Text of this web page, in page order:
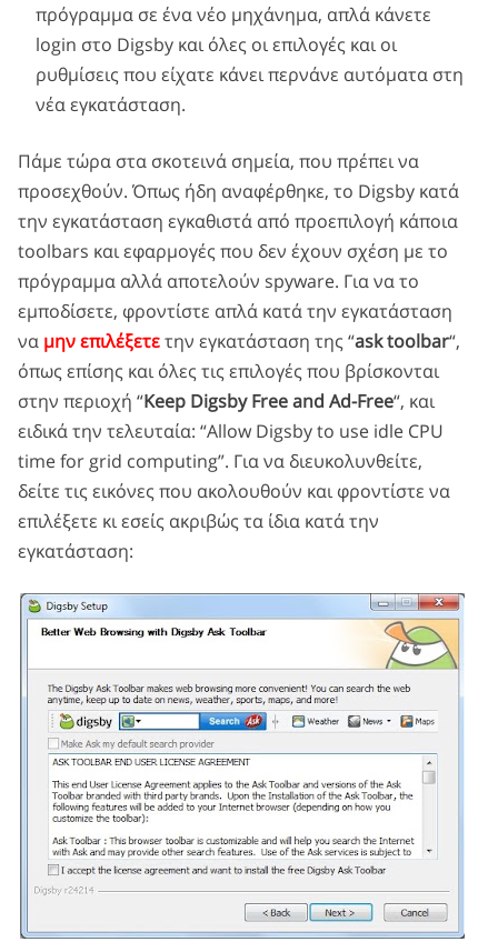
πρόγραμμα σε ένα νέο μηχάνημα, απλά κάνετε
login στο Digsby και όλες οι επιλογές και οι
ρυθμίσεις που είχατε κάνει περνάνε αυτόματα στη
νέα εγκατάσταση.
Πάμε τώρα στα σκοτεινά σημεία, που πρέπει να
προσεχθούν. Όπως ήδη αναφέρθηκε, το Digsby κατά
την εγκατάσταση εγκαθιστά από προεπιλογή κάποια
toolbars και εφαρμογές που δεν έχουν σχέση με το
πρόγραμμα αλλά αποτελούν spyware. Για να το
εμποδίσετε, φροντίστε απλά κατά την εγκατάσταση
να μην επιλέξετετην εγκατάσταση της “ask toolbar“,
όπως επίσης και όλες τις επιλογές που βρίσκονται
στην περιοχή “Keep Digsby Free and Ad-Free“, και
ειδικά την τελευταία: “Allow Digsby to use idle CPU
time for grid computing”. Για να διευκολυνθείτε,
δείτε τις εικόνες που ακολουθούν και φροντίστε να
επιλέξετε κι εσείς ακριβώς τα ίδια κατά την
εγκατάσταση: